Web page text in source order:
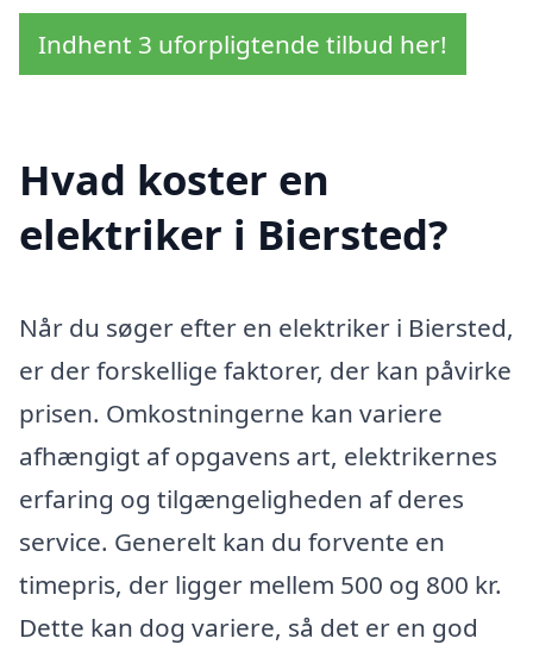
Indhent 3 uforpligtende tilbud her!
Hvad koster en
elektriker i Biersted?
Når du søger efter en elektriker i Biersted,
er der forskellige faktorer, der kan påvirke
prisen. Omkostningerne kan variere
afhængigt af opgavens art, elektrikernes
erfaring og tilgængeligheden af deres
service. Generelt kan du forvente en
timepris, der ligger mellem 500 og 800 kr.
Dette kan dog variere, så det er en god